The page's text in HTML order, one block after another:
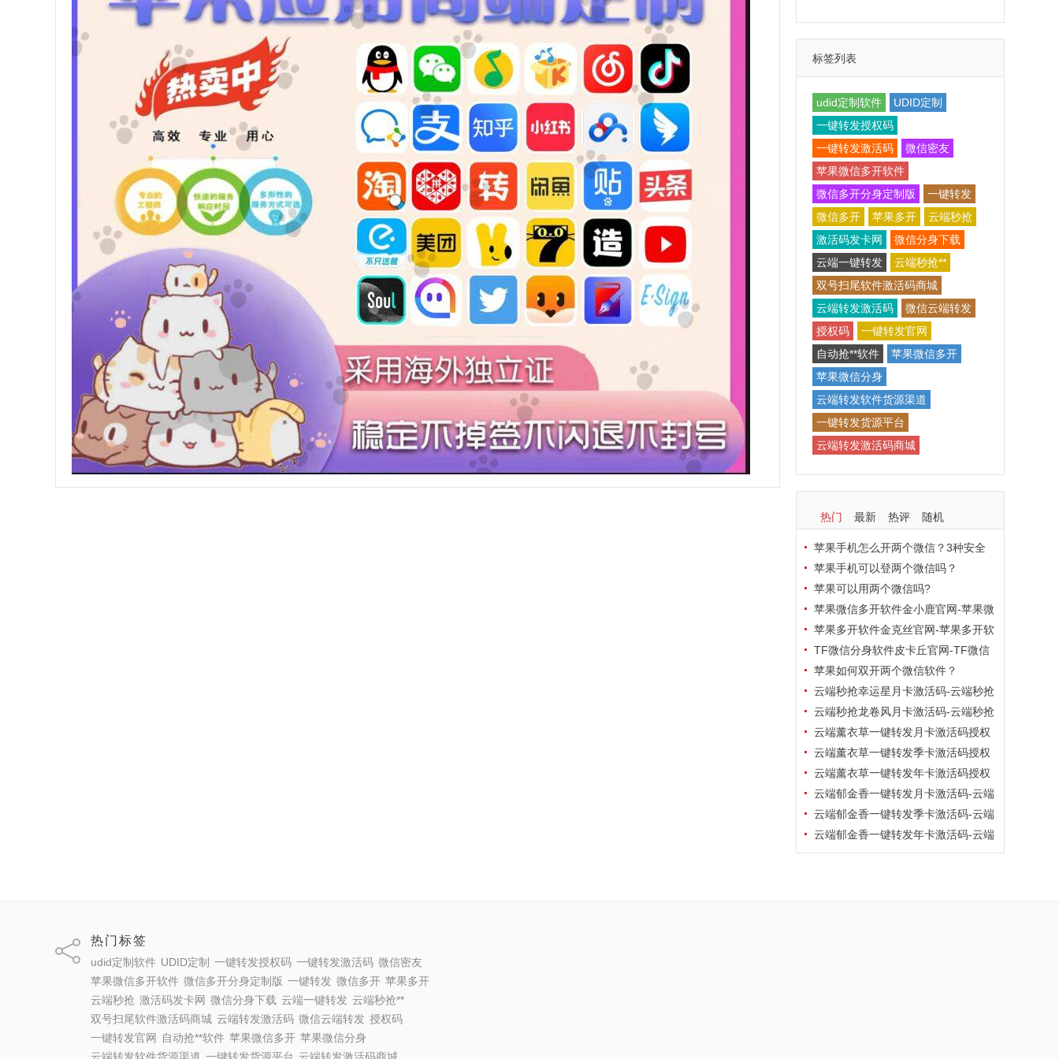
标签列表
udid定制软件
UDID定制
一键转发授权码
一键转发激活码
微信密友
苹果微信多开软件
微信多开分身定制版
一键转发
微信多开
苹果多开
云端秒抢
激活码发卡网
微信分身下载
云端一键转发
云端秒抢**
双号扫尾软件激活码商城
云端转发激活码
微信云端转发
授权码
一键转发官网
自动抢**软件
苹果微信多开
苹果微信分身
云端转发软件货源渠道
一键转发货源平台
云端转发激活码商城
热门 最新 热评 随机
苹果手机怎么开两个微信？3种安全
方法实测有效！
苹果手机可以登两个微信吗？
苹果可以用两个微信吗?
苹果微信多开软件金小鹿官网-苹果微
信多开软件金小鹿激活码
苹果多开软件金克丝官网-苹果多开软
件金克丝激活码
TF微信分身软件皮卡丘官网-TF微信
分身软件皮卡丘激活码
苹果如何双开两个微信软件？
云端秒抢幸运星月卡激活码-云端秒抢
幸运星软件激活码批发平台
云端秒抢龙卷风月卡激活码-云端秒抢
龙卷风发卡网
云端薰衣草一键转发月卡激活码授权
码卡密- 云端薰衣草一键转发软件批发
商城
云端薰衣草一键转发季卡激活码授权
码卡密- 云端薰衣草一键转发软件批发
商城
云端薰衣草一键转发年卡激活码授权
码卡密- 云端薰衣草一键转发软件批发
商城
云端郁金香一键转发月卡激活码-云端
郁金香一键转发软件发卡商城
云端郁金香一键转发季卡激活码-云端
郁金香一键转发软件发卡商城
云端郁金香一键转发年卡激活码-云端
郁金香一键转发软件发卡商城
热门标签
udid定制软件 UDID定制 一键转发授权码 一键转发激活码 微信密友
苹果微信多开软件 微信多开分身定制版 一键转发 微信多开 苹果多开
云端秒抢 激活码发卡网 微信分身下载 云端一键转发 云端秒抢**
双号扫尾软件激活码商城 云端转发激活码 微信云端转发 授权码
一键转发官网
自动抢**软件 苹果微信多开 苹果微信分身